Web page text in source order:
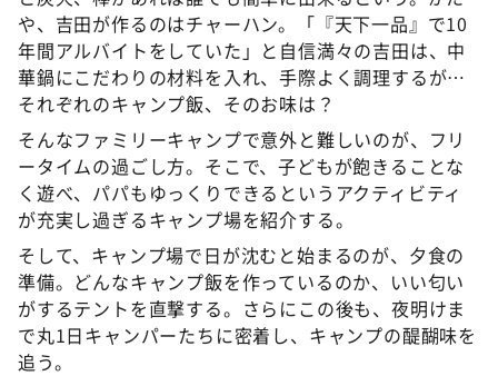
や、吉田が作るのはチャーハン。「『天下一品』で10
年間アルバイトをしていた」と自信満々の吉田は、中
華鍋にこだわりの材料を入れ、手際よく調理するが…
それぞれのキャンプ飯、そのお味は？
そんなファミリーキャンプで意外と難しいのが、フリ
ータイムの過ごし方。そこで、子どもが飽きることな
く遊べ、パパもゆっくりできるというアクティビティ
が充実し過ぎるキャンプ場を紹介する。
そして、キャンプ場で日が沈むと始まるのが、夕食の
準備。どんなキャンプ飯を作っているのか、いい匂い
がするテントを直撃する。さらにこの後も、夜明けま
で丸1日キャンパーたちに密着し、キャンプの醍醐味を
追う。